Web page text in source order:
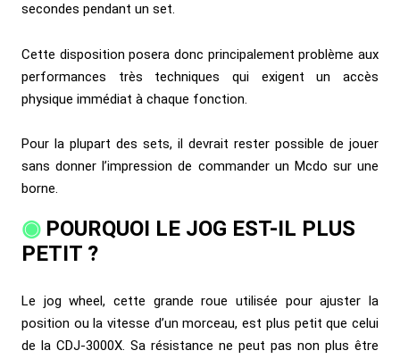
secondes pendant un set.
Cette disposition posera donc principalement problème aux
performances très techniques qui exigent un accès
physique immédiat à chaque fonction.
Pour la plupart des sets, il devrait rester possible de jouer
sans donner l’impression de commander un Mcdo sur une
borne.
POURQUOI LE JOG EST-IL PLUS
PETIT ?
Le jog wheel, cette grande roue utilisée pour ajuster la
position ou la vitesse d’un morceau, est plus petit que celui
de la CDJ-3000X. Sa résistance ne peut pas non plus être